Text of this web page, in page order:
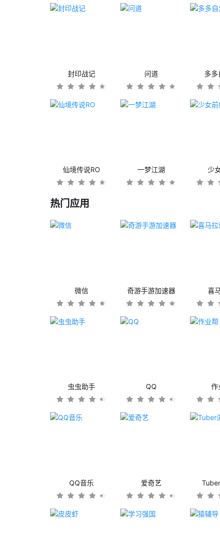
封印战记 问道 多多
仙境传说RO 一梦江湖 少
热门应用
微信 奇游手游加速器 喜
虫虫助手 QQ 作
QQ音乐 爱奇艺